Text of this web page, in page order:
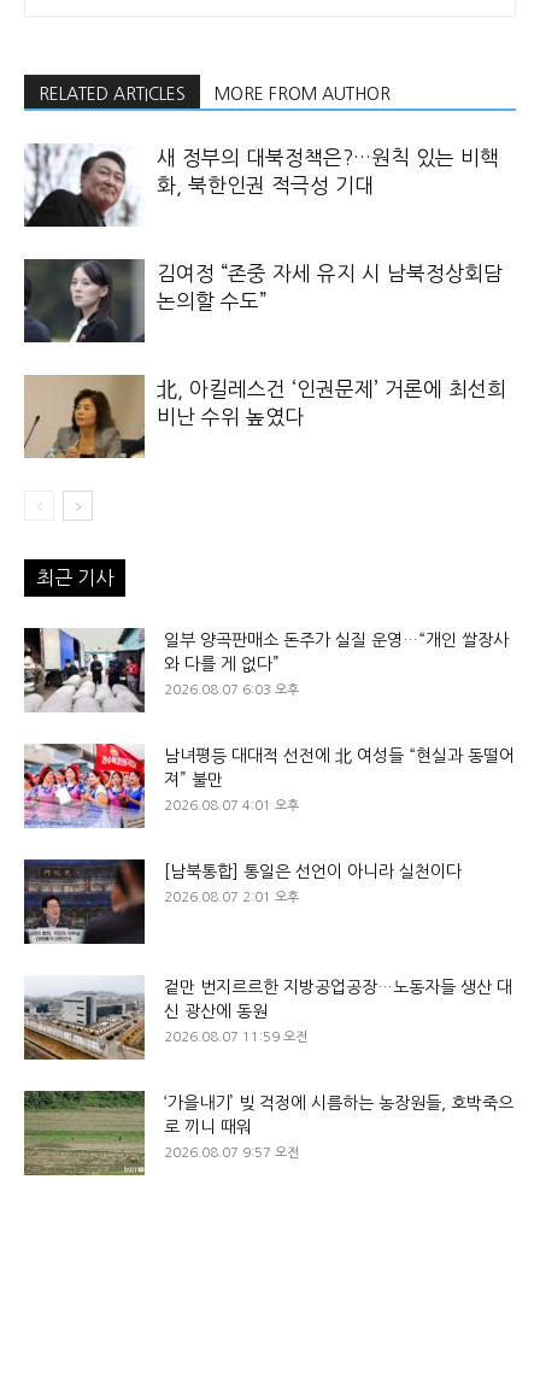
RELATED ARTICLES MORE FROM AUTHOR
새 정부의 대북정책은?…원칙 있는 비핵
화, 북한인권 적극성 기대
김여정 “존중 자세 유지 시 남북정상회담
논의할 수도”
北, 아킬레스건 ‘인권문제’ 거론에 최선희
비난 수위 높였다
최근 기사
일부 양곡판매소 돈주가 실질 운영…“개인 쌀장사
와 다를 게 없다”
2026.08.07 6:03 오후
남녀평등 대대적 선전에 北 여성들 “현실과 동떨어
져” 불만
2026.08.07 4:01 오후
[남북통합] 통일은 선언이 아니라 실천이다
2026.08.07 2:01 오후
겉만 번지르르한 지방공업공장…노동자들 생산 대
신 광산에 동원
2026.08.07 11:59 오전
‘가을내기’ 빚 걱정에 시름하는 농장원들, 호박죽으
로 끼니 때워
2026.08.07 9:57 오전